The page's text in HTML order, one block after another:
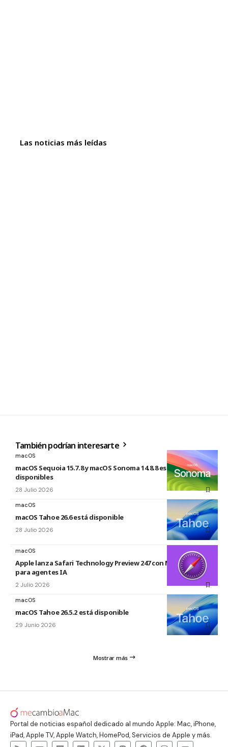
Las noticias más leídas
También podrían interesarte
macOS
macOS Sequoia 15.7.8 y macOS Sonoma 14.8.8 están
disponibles
28 Julio 2026
macOS
macOS Tahoe 26.6 está disponible
28 Julio 2026
macOS
Apple lanza Safari Technology Preview 247 con MCP Server
para agentes IA
2 Julio 2026
macOS
macOS Tahoe 26.5.2 está disponible
29 Junio 2026
Mostrar más
Portal de noticias español dedicado al mundo Apple: Mac, iPhone,
iPad, Apple TV, Apple Watch, HomePod, Servicios de Apple y más.